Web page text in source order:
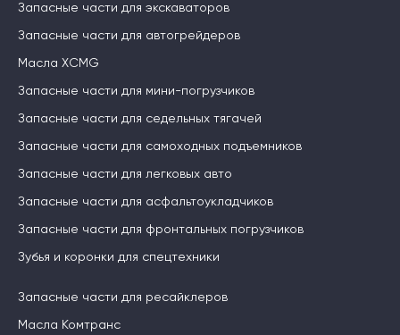
Запасные части для экскаваторов
Запасные части для автогрейдеров
Масла XCMG
Запасные части для мини-погрузчиков
Запасные части для седельных тягачей
Запасные части для самоходных подъемников
Запасные части для легковых авто
Запасные части для асфальтоукладчиков
Запасные части для фронтальных погрузчиков
Зубья и коронки для спецтехники
Запасные части для ресайклеров
Масла Комтранс